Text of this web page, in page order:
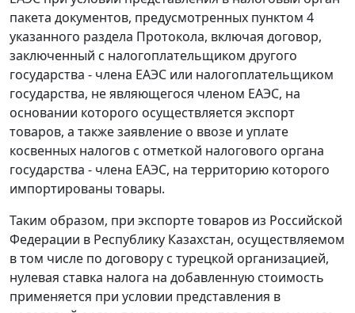
пакета документов, предусмотренных пунктом 4
указанного раздела Протокола, включая договор,
заключенный с налогоплательщиком другого
государства - члена ЕАЭС или налогоплательщиком
государства, не являющегося членом ЕАЭС, на
основании которого осуществляется экспорт
товаров, а также заявление о ввозе и уплате
косвенных налогов с отметкой налогового органа
государства - члена ЕАЭС, на территорию которого
импортированы товары.
Таким образом, при экспорте товаров из Российской
Федерации в Республику Казахстан, осуществляемом
в том числе по договору с турецкой организацией,
нулевая ставка налога на добавленную стоимость
применяется при условии представления в